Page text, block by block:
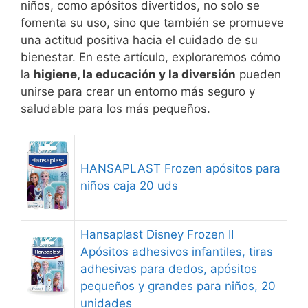
niños, como apósitos divertidos, no solo se
fomenta su uso, sino que también se promueve
una actitud positiva hacia el cuidado de su
bienestar. En este artículo, exploraremos cómo
la higiene, la educación y la diversión pueden
unirse para crear un entorno más seguro y
saludable para los más pequeños.
HANSAPLAST Frozen apósitos para
niños caja 20 uds
Hansaplast Disney Frozen II
Apósitos adhesivos infantiles, tiras
adhesivas para dedos, apósitos
pequeños y grandes para niños, 20
unidades